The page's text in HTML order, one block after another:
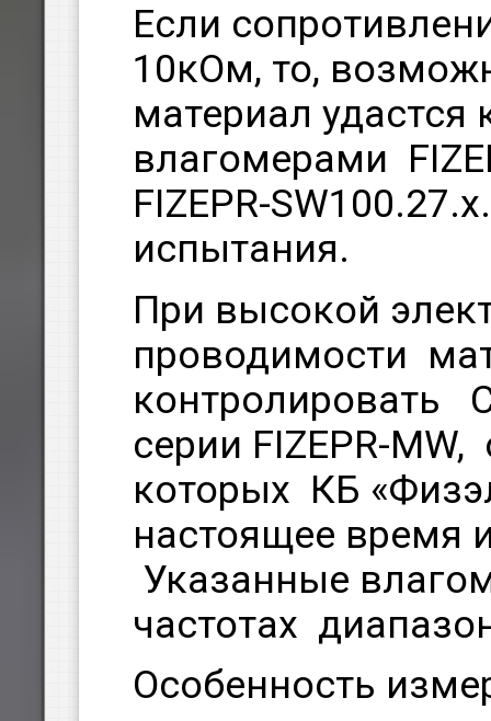
Если
10кОм, то,
материал удастся
влагомерами
FIZEPR-
испытания.
При высокой
проводимости
контролировать
серии FIZEPR-
которых КБ
настоящее время
Указанные
частотах
Особенность